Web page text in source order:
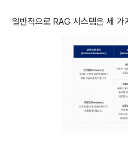
일반적으로 RAG 시스템은 세 가